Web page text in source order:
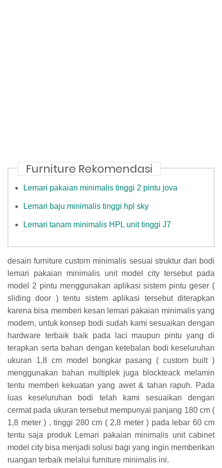
Furniture Rekomendasi
Lemari pakaian minimalis tinggi 2 pintu jova
Lemari baju minimalis tinggi hpl sky
Lemari tanam minimalis HPL unit tinggi J7
desain furniture custom minimalis sesuai struktur dari bodi
lemari pakaian minimalis unit model city tersebut pada
model 2 pintu menggunakan aplikasi sistem pintu geser (
sliding door ) tentu sistem aplikasi tersebut diterapkan
karena bisa memberi kesan lemari pakaian minimalis yang
modern, untuk konsep bodi sudah kami sesuaikan dengan
hardware terbaik baik pada laci maupun pintu yang di
terapkan serta bahan dengan ketebalan bodi keseluruhan
ukuran 1,8 cm model bongkar pasang ( custom built )
menggunakan bahan multiplek juga blockteack melamin
tentu memberi kekuatan yang awet & tahan rapuh. Pada
luas keseluruhan bodi telah kami sesuaikan dengan
cermat pada ukuran tersebut mempunyai panjang 180 cm (
1,8 meter ) , tinggi 280 cm ( 2,8 meter ) pada lebar 60 cm
tentu saja produk Lemari pakaian minimalis unit cabinet
model city bisa menjadi solusi bagi yang ingin memberikan
ruangan terbaik melalui furniture minimalis ini.